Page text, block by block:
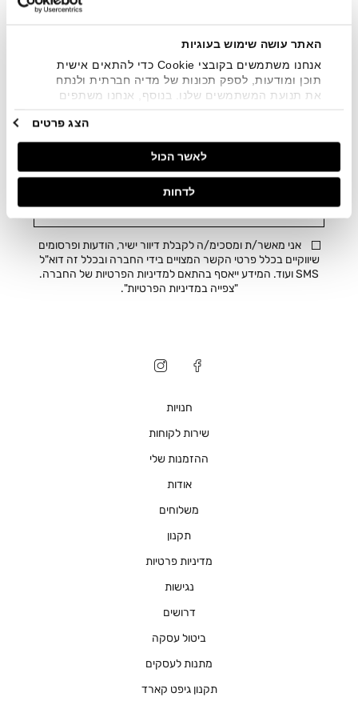
האתר עושה שימוש בעוגיות
אנחנו משתמשים בקובצי Cookie כדי להתאים אישית
תוכן ומודעות, לספק תכונות של מדיה חברתית ולנתח
את תנועת המשתמשים שלנו. בנוסף, אנחנו משתפים
מתחומי המדיה החברתית, הפרסום וניתוח הנתונים.
גורמים אלה עשויים לשלב את הנתונים האלה עם מידע
אחר שסיפקתם או שהם אספו בעקבות השימוש שעשיתם
בשירותים שלהם.
הצג פרטים
לאשר הכול
לדחות
הנחה
הזדמנות אחרונה
STAY IN THE LOOP
נרשמים ומקבלים עדכונים על הטבות, מבצעים ועוד.
אני מאשר/ת ומסכימ/ה לקבלת דיוור ישיר, הודעות ופרסומים
שיווקיים בכלל פרטי הקשר המצויים בידי החברה ובכלל זה דוא"ל
SMS ועוד. המידע ייאסף בהתאם למדיניות הפרטיות של החברה.
"צפייה במדיניות הפרטיות".
חנויות
שירות לקוחות
ההזמנות שלי
אודות
משלוחים
תקנון
מדיניות פרטיות
נגישות
דרושים
ביטול עסקה
מתנות לעסקים
תקנון גיפט קארד